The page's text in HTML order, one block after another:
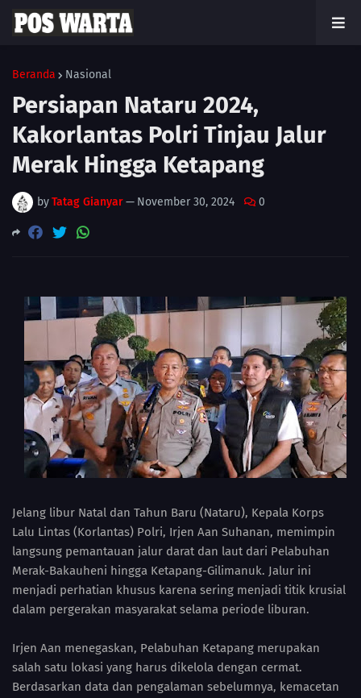
Beranda Nasional
Persiapan Nataru 2024,
Kakorlantas Polri Tinjau Jalur
Merak Hingga Ketapang
byTatag Gianyar— November 30, 2024 0
Jelang libur Natal dan Tahun Baru (Nataru), Kepala Korps
Lalu Lintas (Korlantas) Polri, Irjen Aan Suhanan, memimpin
langsung pemantauan jalur darat dan laut dari Pelabuhan
Merak-Bakauheni hingga Ketapang-Gilimanuk. Jalur ini
menjadi perhatian khusus karena sering menjadi titik krusial
dalam pergerakan masyarakat selama periode liburan.
Irjen Aan menegaskan, Pelabuhan Ketapang merupakan
salah satu lokasi yang harus dikelola dengan cermat.
Berdasarkan data dan pengalaman sebelumnya, kemacetan